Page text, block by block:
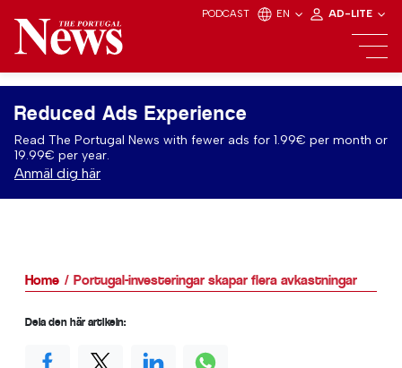
PODCAST EN AD-LITE
Reduced Ads Experience
Read The Portugal News with fewer ads for 1.99€ per month or
19.99€ per year.
Anmäl dig här
Home Portugal-investeringar skapar flera avkastningar
Dela den här artikeln: